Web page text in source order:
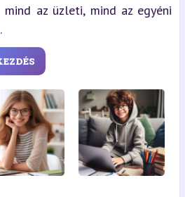
az üzleti, mind az egyéni